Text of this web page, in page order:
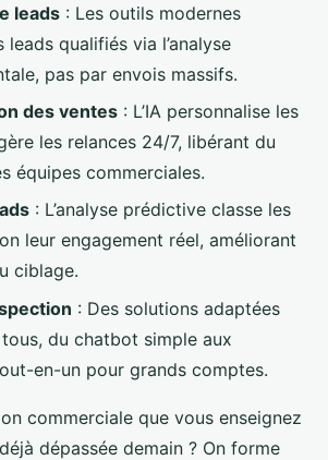
leads : Les outils modernes
qualifiés via l’analyse
pas par envois massifs.
des ventes : L’IA personnalise les
les relances 24/7, libérant du
équipes commerciales.
: L’analyse prédictive classe les
leur engagement réel, améliorant
ciblage.
: Des solutions adaptées
du chatbot simple aux
en-un pour grands comptes.
commerciale que vous enseignez
dépassée demain ? On forme